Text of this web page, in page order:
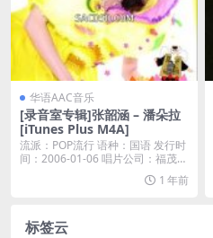
华语AAC音乐
[录音室专辑]张韶涵 – 潘朵拉
[iTunes Plus M4A]
流派：POP流行 语种：国语 发行时
间：2006-01-06 唱片公司：福茂唱
1 年前
标签云